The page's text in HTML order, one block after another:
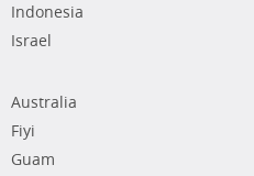
Indonesia
Israel
Australia
Fiyi
Guam